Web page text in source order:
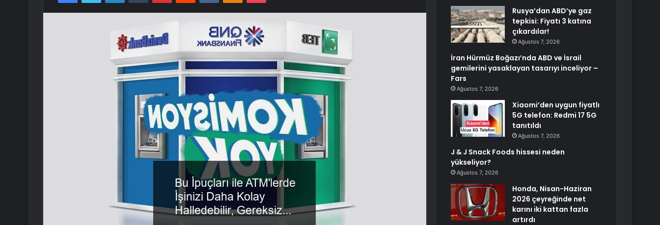
Rusya’dan ABD’ye gaz
tepkisi: Fiyatı 3 katına
çıkardılar!
Ağustos 7, 2026
İran Hürmüz Boğazı’nda ABD ve İsrail
gemilerini yasaklayan tasarıyı inceliyor –
Fars
Ağustos 7, 2026
Xiaomi’den uygun fiyatlı
5G telefon: Redmi 17 5G
tanıtıldı
Ağustos 7, 2026
J & J Snack Foods hissesi neden
yükseliyor?
Ağustos 7, 2026
Honda, Nisan-Haziran
2026 çeyreğinde net
karını iki kattan fazla
artırdı